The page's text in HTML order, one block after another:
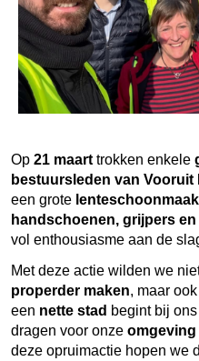
Op 21 maart trokken enkele
bestuursleden van Vooruit
een grote lenteschoonmaak
handschoenen, grijpers
vol enthousiasme aan de
Met deze actie wilden we
properder maken, maar
een nette stad begint bij
dragen voor onze omgeving
deze opruimactie hopen we